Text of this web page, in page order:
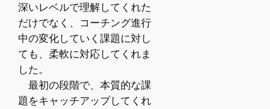
深いレベルで理解してくれた
だけでなく、コーチング進行
中の変化していく課題に対し
ても、柔軟に対応してくれま
した。
最初の段階で、本質的な課
題をキャッチアップしてくれ